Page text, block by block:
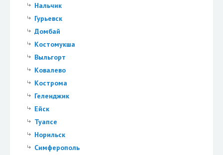
Нальчик
Гурьевск
Домбай
Костомукша
Выльгорт
Ковалево
Кострома
Геленджик
Ейск
Туапсе
Норильск
Симферополь